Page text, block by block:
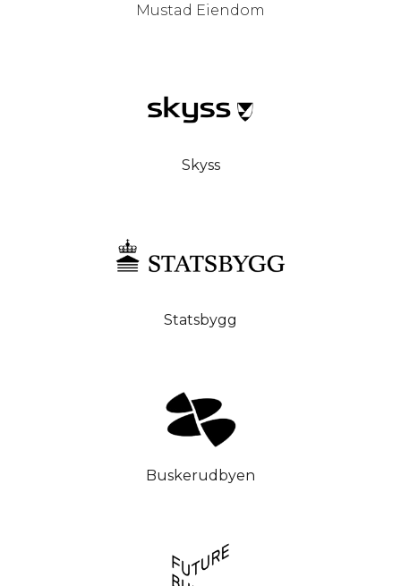
Mustad Eiendom
Skyss
Statsbygg
Buskerudbyen